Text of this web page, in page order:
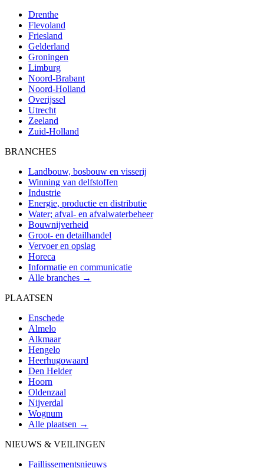
Drenthe
Flevoland
Friesland
Gelderland
Groningen
Limburg
Noord-Brabant
Noord-Holland
Overijssel
Utrecht
Zeeland
Zuid-Holland
BRANCHES
Landbouw, bosbouw en visserij
Winning van delfstoffen
Industrie
Energie, productie en distributie
Water; afval- en afvalwaterbeheer
Bouwnijverheid
Groot- en detailhandel
Vervoer en opslag
Horeca
Informatie en communicatie
Alle branches →
PLAATSEN
Enschede
Almelo
Alkmaar
Hengelo
Heerhugowaard
Den Helder
Hoorn
Oldenzaal
Nijverdal
Wognum
Alle plaatsen →
NIEUWS & VEILINGEN
Faillissementsnieuws